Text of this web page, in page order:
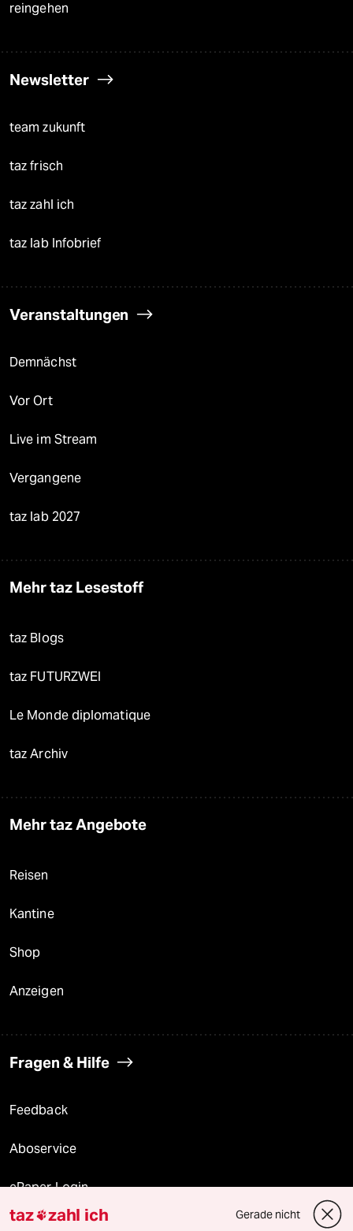
reingehen
Newsletter
team zukunft
taz frisch
taz zahl ich
taz lab Infobrief
Veranstaltungen
Demnächst
Vor Ort
Live im Stream
Vergangene
taz lab 2027
Mehr taz Lesestoff
taz Blogs
taz FUTURZWEI
Le Monde diplomatique
taz Archiv
Mehr taz Angebote
Reisen
Kantine
Shop
Anzeigen
Fragen & Hilfe
Feedback
Aboservice
ePaper Login
Downloads für Abonnierende
taz zahl ich Gerade nicht